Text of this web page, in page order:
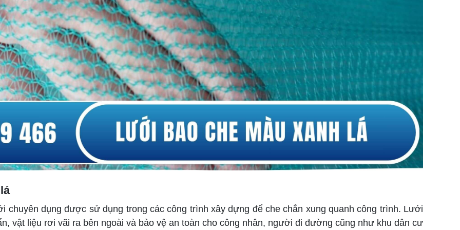
chuyên dụng được sử dụng trong các công trình xây dựng để che chắn xung quanh công trình. Lưới
vật liệu rơi vãi ra bên ngoài và bảo vệ an toàn cho công nhân, người đi đường cũng như khu dân cư